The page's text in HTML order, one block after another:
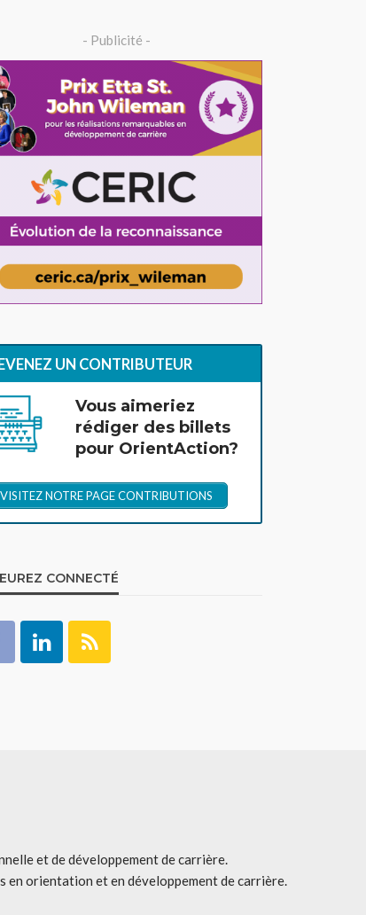
- Publicité -
UN CONTRIBUTEUR
Vous aimeriez
rédiger des billets
pour OrientAction?
VISITEZ NOTRE PAGE CONTRIBUTIONS
CONNECTÉ
et de développement de carrière.
en orientation et en développement de carrière.